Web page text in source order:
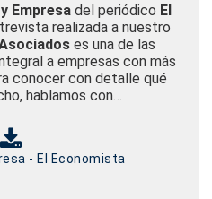
Empresa del periódico El
realizada a nuestro
es una de las
a empresas con más
conocer con detalle qué
hablamos con…
- El Economista